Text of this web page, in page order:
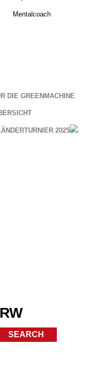
Mentalcoach
DIE GREENMACHINE
2025